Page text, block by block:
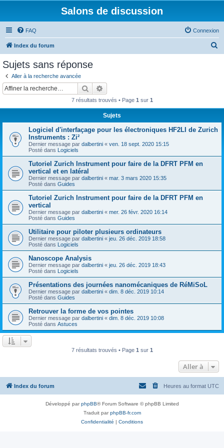
Salons de discussion
FAQ Connexion
Index du forum
Sujets sans réponse
Aller à la recherche avancée
Rechercher
7 résultats trouvés • Page 1 sur 1
Sujets
Logiciel d'interfaçage pour les électroniques HF2LI de Zurich
Instruments : Zi²
Dernier message par dalbertini « ven. 18 sept. 2020 15:15
Posté dans Logiciels
Tutoriel Zurich Instrument pour faire de la DFRT PFM en
vertical et en latéral
Dernier message par dalbertini « mar. 3 mars 2020 15:35
Posté dans Guides
Tutoriel Zurich Instrument pour faire de la DFRT PFM en
vertical
Dernier message par dalbertini « mer. 26 févr. 2020 16:14
Posté dans Guides
Utilitaire pour piloter plusieurs ordinateurs
Dernier message par dalbertini « jeu. 26 déc. 2019 18:58
Posté dans Logiciels
Nanoscope Analysis
Dernier message par dalbertini « jeu. 26 déc. 2019 18:43
Posté dans Logiciels
Présentations des journées nanomécaniques de RéMiSoL
Dernier message par dalbertini « dim. 8 déc. 2019 10:14
Posté dans Guides
Retrouver la forme de vos pointes
Dernier message par dalbertini « dim. 8 déc. 2019 10:08
Posté dans Astuces
7 résultats trouvés • Page 1 sur 1
Aller à
Index du forum Heures au format UTC
Développé parphpBB® Forum Software © phpBB Limited
Traduit parphpBB-fr.com
Confidentialité | Conditions